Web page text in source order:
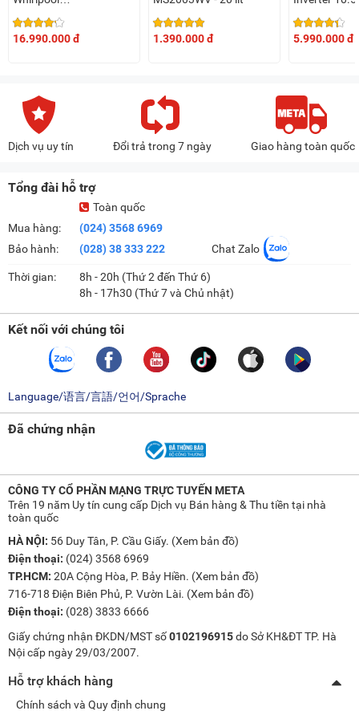
16.990.000 đ
1.390.000 đ
5.990.000 đ
Dịch vụ uy tín Đổi trả trong 7 ngày Giao hàng toàn quốc
Tổng đài hỗ trợ
Mua hàng:
Bảo hành:
Toàn quốc
(024) 3568 6969
(028) 38 333 222
Chat Zalo
Thời gian:
8h - 20h (Thứ 2 đến Thứ 6)
8h - 17h30 (Thứ 7 và Chủ nhật)
Kết nối với chúng tôi
Language/语言/言語/언어/Sprache
Đã chứng nhận
CÔNG TY CỔ PHẦN MẠNG TRỰC TUYẾN META
Trên 19 năm Uy tín cung cấp Dịch vụ Bán hàng & Thu tiền tại nhà
toàn quốc
HÀ NỘI: 56 Duy Tân, P. Cầu Giấy. (Xem bản đồ)
Điện thoại: (024) 3568 6969
TP.HCM: 20A Cộng Hòa, P. Bảy Hiền. (Xem bản đồ)
716-718 Điện Biên Phủ, P. Vườn Lài. (Xem bản đồ)
Điện thoại: (028) 3833 6666
Giấy chứng nhận ĐKDN/MST số0102196915do Sở KH&ĐT TP. Hà
Nội cấp ngày 29/03/2007.
Hỗ trợ khách hàng
Chính sách và Quy định chung